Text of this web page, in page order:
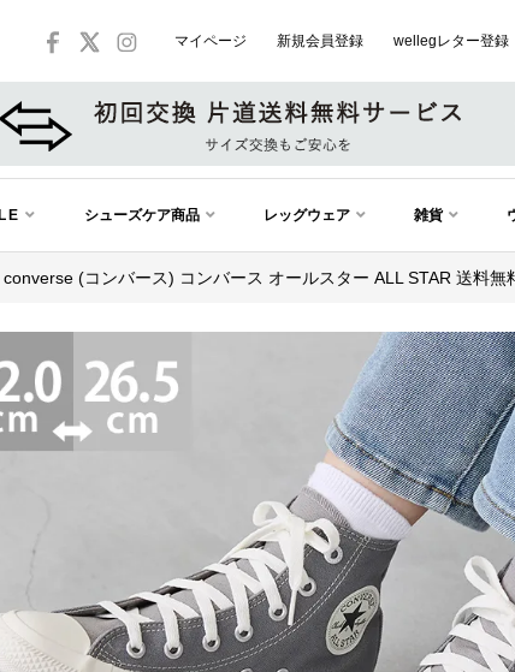
マイページ 新規会員登録 wellegレター登録
シューズケア商品 レッグウェア 雑貨
converse (コンバース) コンバース オールスター ALL STAR 送料無